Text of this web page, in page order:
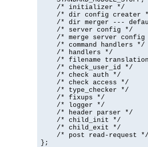
    /* initializer */
/* dir config creater
/* dir merger ---
    /* server config */
/* merge server config
    /* command handlers */
    /* handlers */
/* filename
    /* check_user_id */
    /* check auth */
    /* check access */
    /* type_checker */
    /* fixups */
    /* logger */
    /* header parser */
    /* child_init */
    /* child_exit */
    /* post read-request */
};